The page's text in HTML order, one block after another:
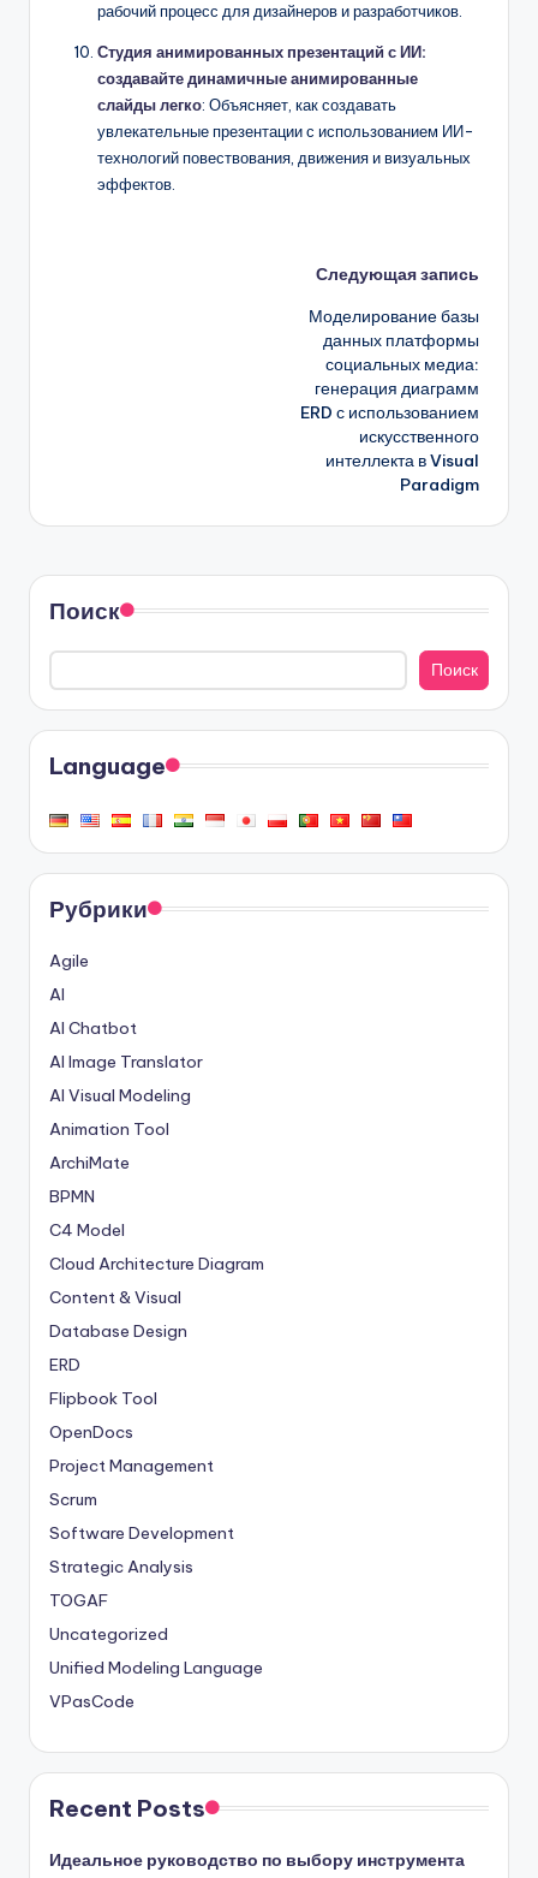
рабочий процесс для дизайнеров и разработчиков.
Студия анимированных презентаций с ИИ:
создавайте динамичные анимированные
слайды легко: Объясняет, как создавать
увлекательные презентации с использованием ИИ-
технологий повествования, движения и визуальных
эффектов.
Следующая запись
Моделирование базы
данных платформы
социальных медиа:
генерация диаграмм
ERD с использованием
искусственного
интеллекта в Visual
Paradigm
Поиск
Поиск
Language
Рубрики
Agile
AI
AI Chatbot
AI Image Translator
AI Visual Modeling
Animation Tool
ArchiMate
BPMN
C4 Model
Cloud Architecture Diagram
Content & Visual
Database Design
ERD
Flipbook Tool
OpenDocs
Project Management
Scrum
Software Development
Strategic Analysis
TOGAF
Uncategorized
Unified Modeling Language
VPasCode
Recent Posts
Идеальное руководство по выбору инструмента